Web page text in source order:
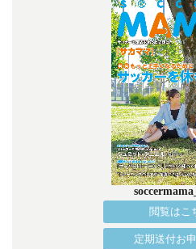
閲覧はこ
定期送付お